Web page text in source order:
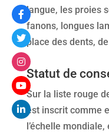
langue, les proies
fanons, longues
place des dents,
Statut de
Sur la liste rouge
est inscrit comme
l’échelle